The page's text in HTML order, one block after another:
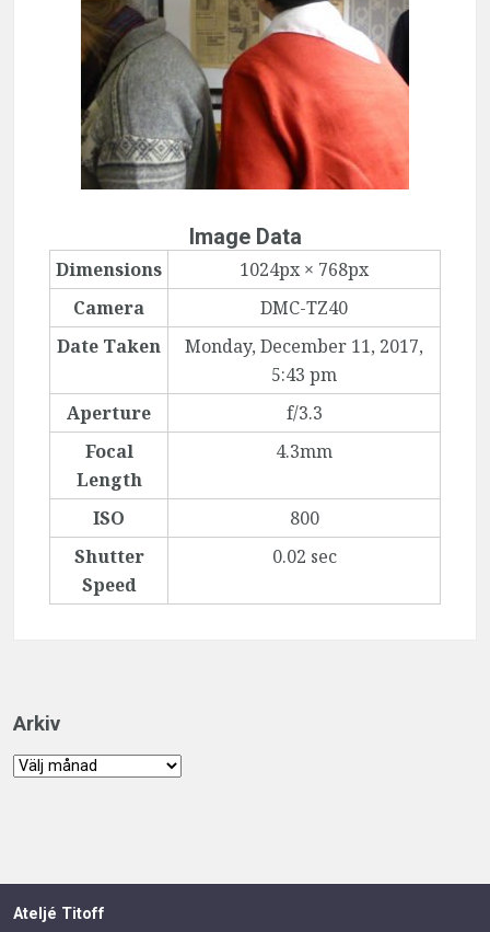
Image Data
Dimensions
1024px × 768px
Camera
DMC-TZ40
Date Taken
Monday, December 11, 2017,
5:43 pm
Aperture
f/3.3
Focal
Length
4.3mm
ISO
800
Shutter
Speed
0.02 sec
Arkiv
Arkiv
Ateljé Titoff